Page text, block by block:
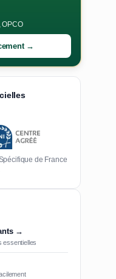
OPCO
→
de France
→
essentielles